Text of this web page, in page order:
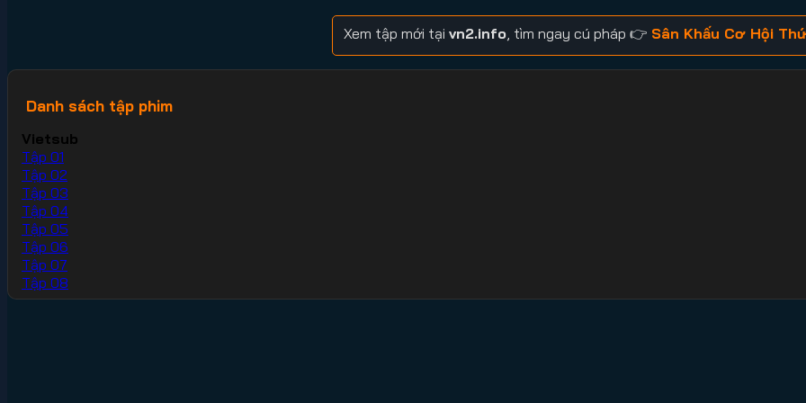
Xem tập mới tại vn2.info , tìm ngay cú pháp 👉 Sân Khấu Cơ Hội
Danh sách tập phim
Vietsub
Tập 01
Tập 02
Tập 03
Tập 04
Tập 05
Tập 06
Tập 07
Tập 08